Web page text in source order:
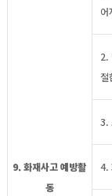
9. 화재사고 예방활
동
어
2.
절
3.
4.